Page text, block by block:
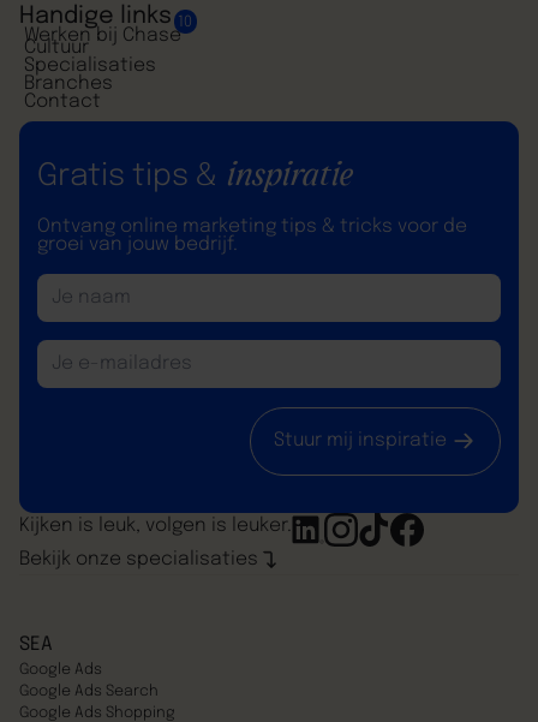
Handige links
Werken bij Chase
10
Cultuur
Specialisaties
Branches
Contact
Gratis tips & inspiratie
Ontvang online marketing tips & tricks voor de
groei van jouw bedrijf.
Stuur mij inspiratie
Bekijk onze specialisaties
Kijken is leuk, volgen is leuker.
SEA
Google Ads
Google Ads Search
Google Ads Shopping